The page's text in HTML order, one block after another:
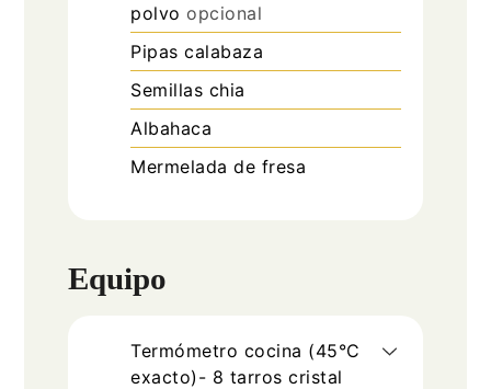
polvo opcional
Pipas calabaza
Semillas chia
Albahaca
Mermelada de fresa
Equipo
Termómetro cocina (45°C
exacto)- 8 tarros cristal